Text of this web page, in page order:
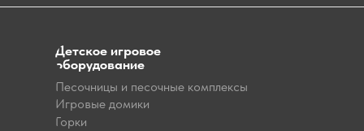
Песочницы и песочные комплексы
Игровые домики
Горки
Детское игровое
оборудование